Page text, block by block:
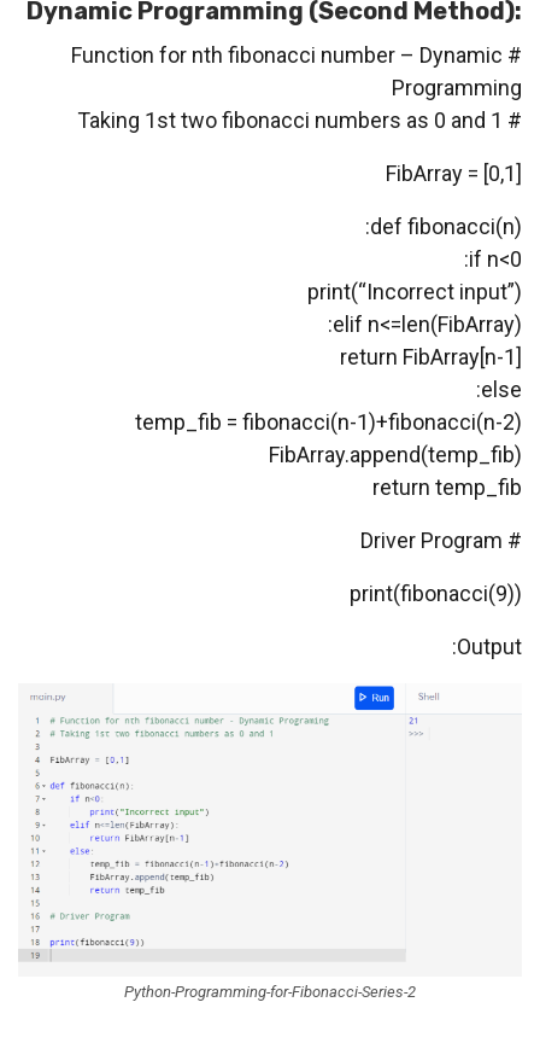
:Dynamic Programming (Second Method)
# Function for nth fibonacci number – Dynamic
Programming
# Taking 1st two fibonacci numbers as 0 and 1
FibArray = [0,1]
def fibonacci(n):
if n<0:
print(“Incorrect input”)
elif n<=len(FibArray):
return FibArray[n-1]
else:
temp_fib = fibonacci(n-1)+fibonacci(n-2)
FibArray.append(temp_fib)
return temp_fib
# Driver Program
print(fibonacci(9))
Output:
Python-Programming-for-Fibonacci-Series-2